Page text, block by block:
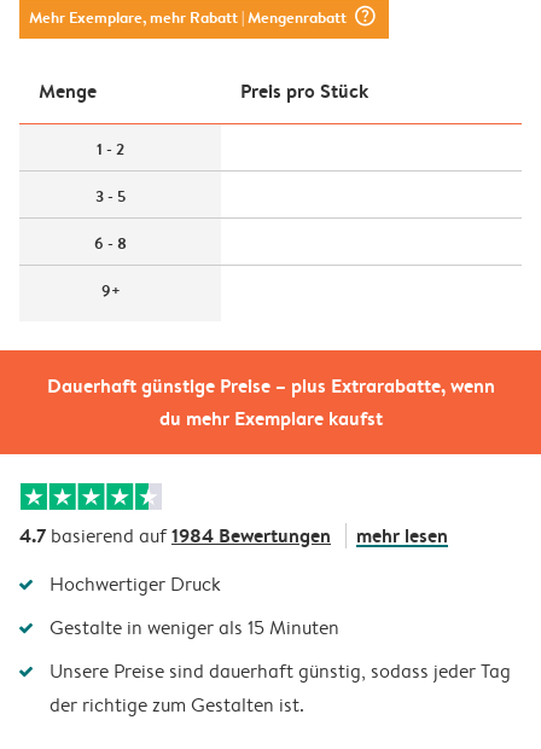
Dauerhaft günstige Preise – plus Extrarabatte, wenn
du mehr Exemplare kaufst
Mehr Exemplare, mehr Rabatt| Mengenrabatt question_mark_circle
Menge Preis pro Stück
1 - 2
3 - 5
6 - 8
9+
4.7 basierend auf1984 Bewertungen mehr lesen
Hochwertiger Druck
Gestalte in weniger als 15 Minuten
Unsere Preise sind dauerhaft günstig, sodass jeder Tag
der richtige zum Gestalten ist.